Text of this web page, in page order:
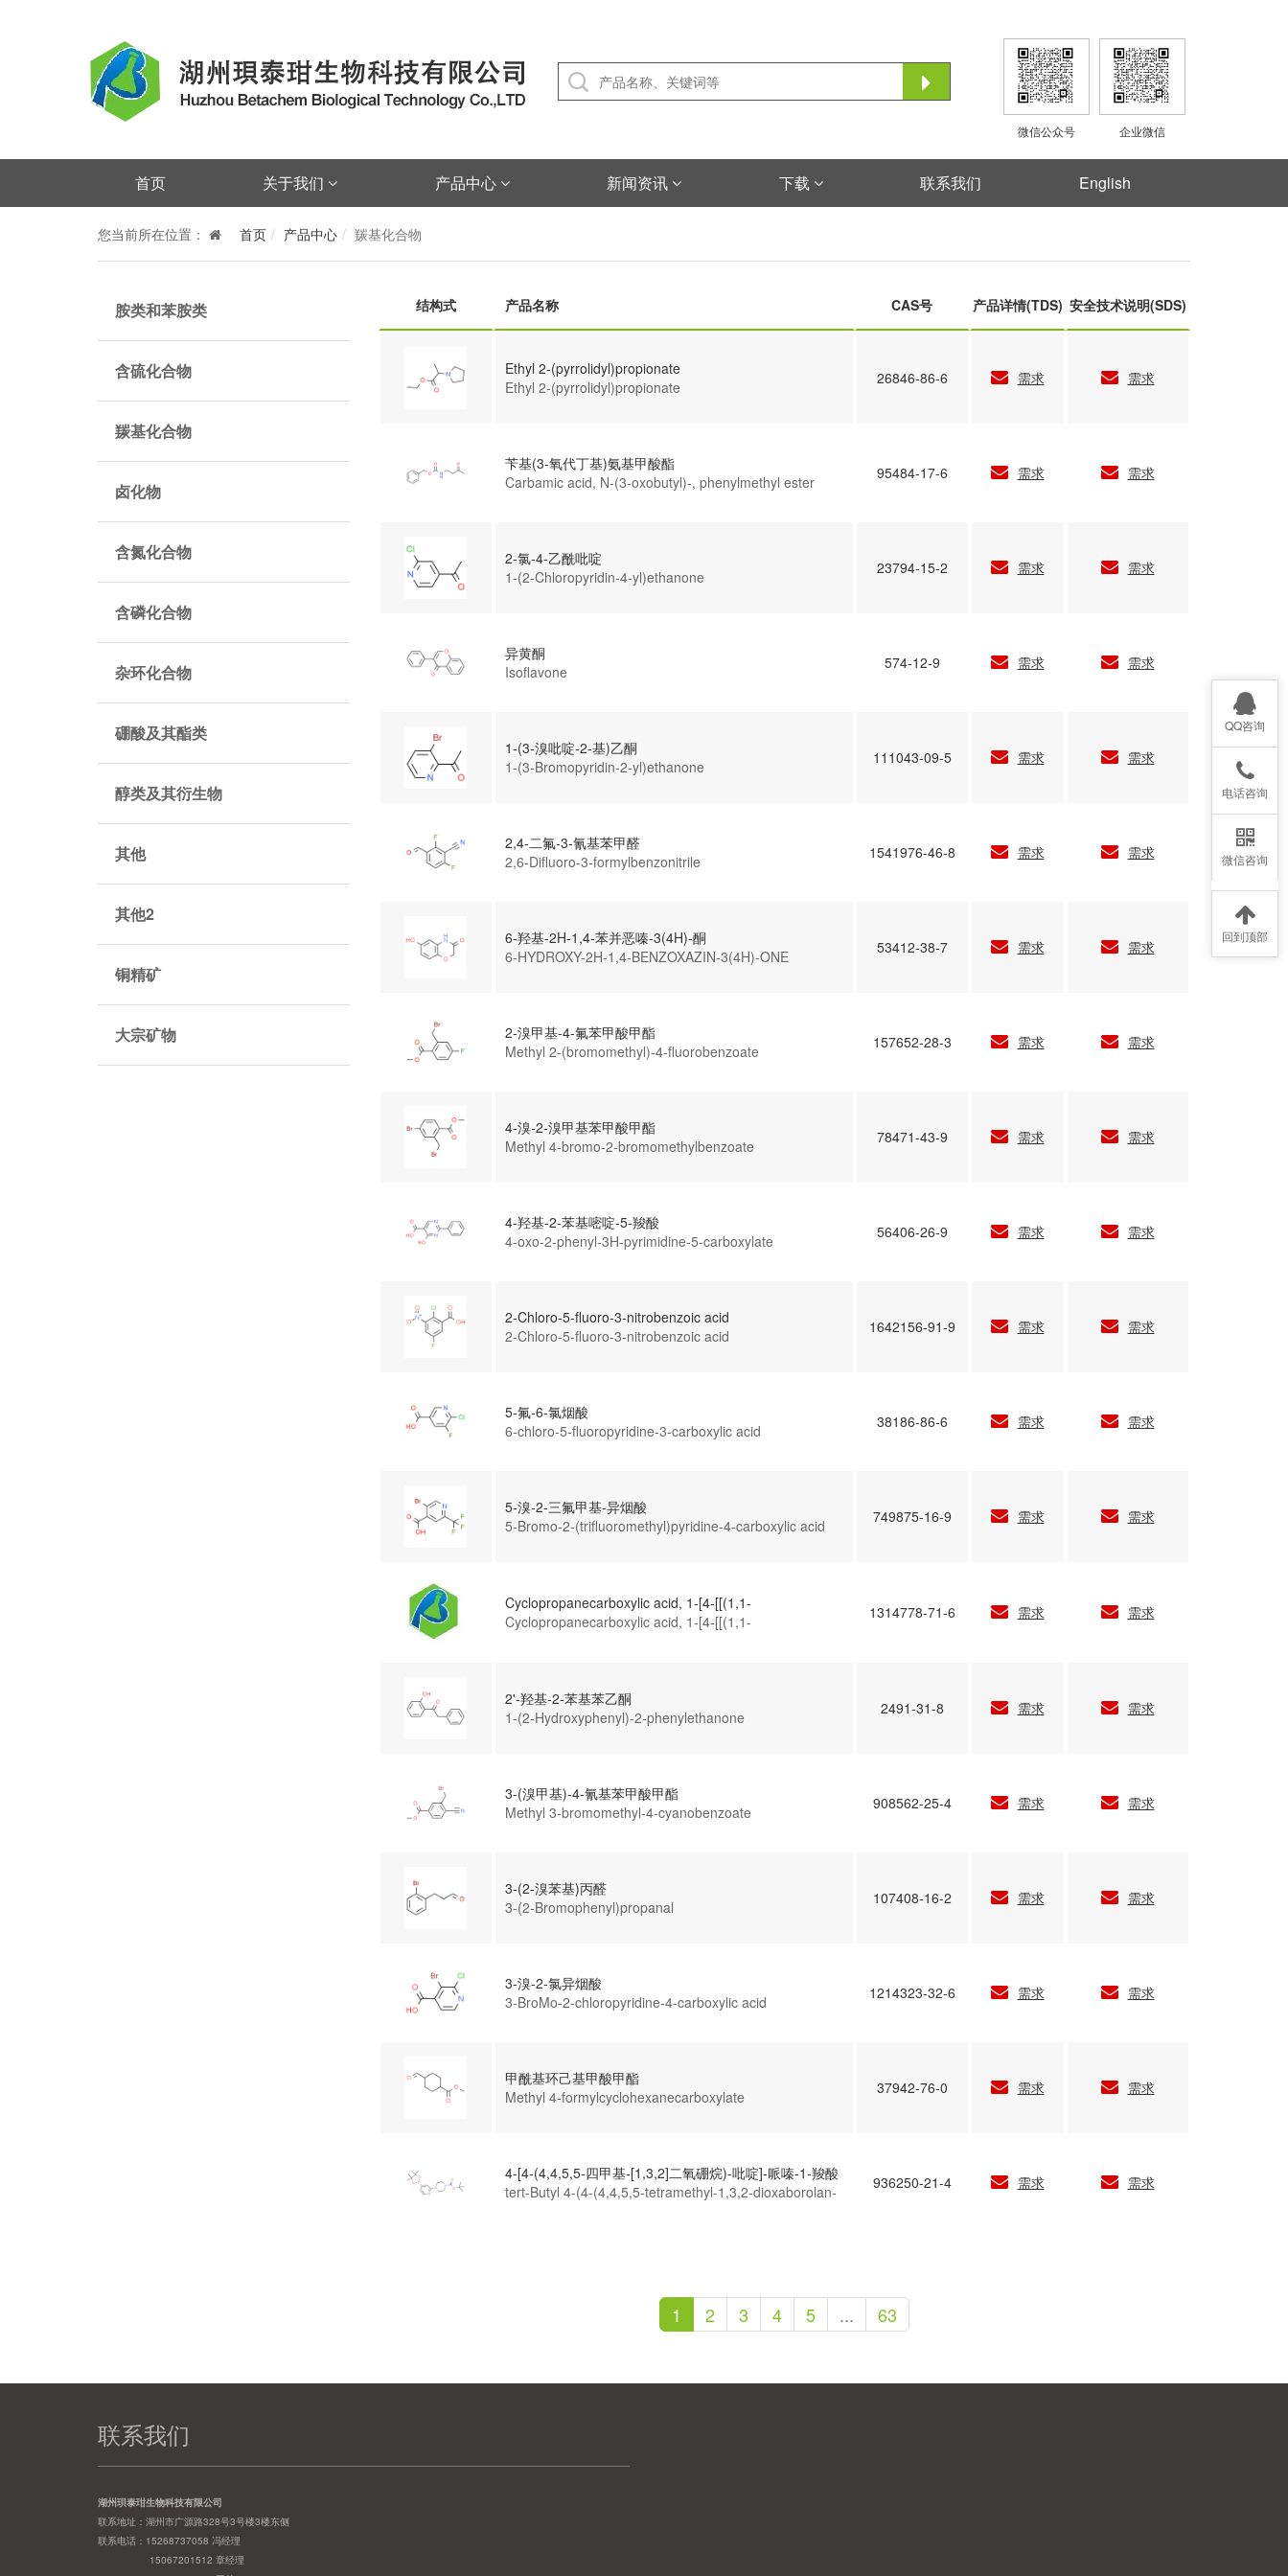
微信公众号 企业微信
首页 关于我们 产品中心 新闻资讯 下载 联系我们 English
QQ咨询
电话咨询
微信咨询
回到顶部
您当前所在位置： 首页 产品中心 羰基化合物
胺类和苯胺类
含硫化合物
羰基化合物
卤化物
含氮化合物
含磷化合物
杂环化合物
硼酸及其酯类
醇类及其衍生物
其他
其他2
铜精矿
大宗矿物
结构式 产品名称 CAS号 产品详情(TDS) 安全技术说明(SDS)
Ethyl 2-(pyrrolidyl)propionate
Ethyl 2-(pyrrolidyl)propionate
26846-86-6 需求 需求
苄基(3-氧代丁基)氨基甲酸酯
Carbamic acid, N-(3-oxobutyl)-, phenylmethyl ester
95484-17-6 需求 需求
2-氯-4-乙酰吡啶
1-(2-Chloropyridin-4-yl)ethanone
23794-15-2 需求 需求
异黄酮
Isoflavone
574-12-9 需求 需求
1-(3-溴吡啶-2-基)乙酮
1-(3-Bromopyridin-2-yl)ethanone
111043-09-5 需求 需求
2,4-二氟-3-氰基苯甲醛
2,6-Difluoro-3-formylbenzonitrile
1541976-46-8 需求 需求
6-羟基-2H-1,4-苯并恶嗪-3(4H)-酮
6-HYDROXY-2H-1,4-BENZOXAZIN-3(4H)-ONE
53412-38-7 需求 需求
2-溴甲基-4-氟苯甲酸甲酯
Methyl 2-(bromomethyl)-4-fluorobenzoate
157652-28-3 需求 需求
4-溴-2-溴甲基苯甲酸甲酯
Methyl 4-bromo-2-bromomethylbenzoate
78471-43-9 需求 需求
4-羟基-2-苯基嘧啶-5-羧酸
4-oxo-2-phenyl-3H-pyrimidine-5-carboxylate
56406-26-9 需求 需求
2-Chloro-5-fluoro-3-nitrobenzoic acid
2-Chloro-5-fluoro-3-nitrobenzoic acid
1642156-91-9 需求 需求
5-氟-6-氯烟酸
6-chloro-5-fluoropyridine-3-carboxylic acid
38186-86-6 需求 需求
5-溴-2-三氟甲基-异烟酸
5-Bromo-2-(trifluoromethyl)pyridine-4-carboxylic acid
749875-16-9 需求 需求
Cyclopropanecarboxylic acid, 1-[4-[[(1,1-
dimethylethoxy)carbonyl]amino]phenyl]
Cyclopropanecarboxylic acid, 1-[4-[[(1,1-
1314778-71-6 需求 需求
2'-羟基-2-苯基苯乙酮
1-(2-Hydroxyphenyl)-2-phenylethanone
2491-31-8 需求 需求
3-(溴甲基)-4-氰基苯甲酸甲酯
Methyl 3-bromomethyl-4-cyanobenzoate
908562-25-4 需求 需求
3-(2-溴苯基)丙醛
3-(2-Bromophenyl)propanal
107408-16-2 需求 需求
3-溴-2-氯异烟酸
3-BroMo-2-chloropyridine-4-carboxylic acid
1214323-32-6 需求 需求
甲酰基环己基甲酸甲酯
Methyl 4-formylcyclohexanecarboxylate
37942-76-0 需求 需求
4-[4-(4,4,5,5-四甲基-[1,3,2]二氧硼烷)-吡啶]-哌嗪-1-羧酸
叔丁酯
tert-Butyl 4-(4-(4,4,5,5-tetramethyl-1,3,2-dioxaborolan-
936250-21-4 需求 需求
1 2 3 4 5 ... 63
联系我们
湖州珼泰玵生物科技有限公司
联系地址：湖州市广源路328号3号楼3楼东侧
联系电话：15268737058 冯经理
15067201512 章经理